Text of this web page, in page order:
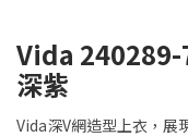
Vida 240289-
深紫
Vida深V網造型上衣，展